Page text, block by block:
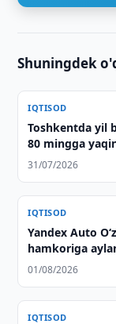
Shuningdek
IQTISOD
Toshkentda yil
80 mingga
31/07/2026
IQTISOD
Yandex Auto
hamkoriga
01/08/2026
IQTISOD